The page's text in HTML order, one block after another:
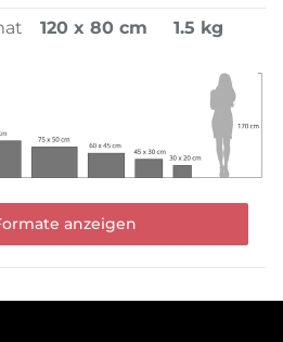
120 x 80 cm 1.5 kg
anzeigen